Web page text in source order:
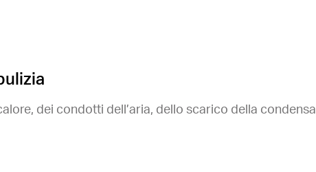
dei condotti dell’aria, dello scarico della condensa